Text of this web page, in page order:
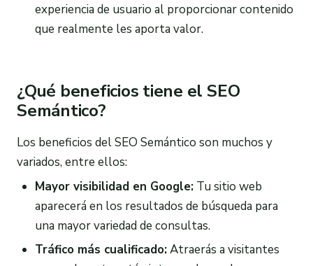
experiencia de usuario al proporcionar contenido
que realmente les aporta valor.
¿Qué beneficios tiene el SEO
Semántico?
Los beneficios del SEO Semántico son muchos y
variados, entre ellos:
Mayor visibilidad en Google:Tu sitio web
aparecerá en los resultados de búsqueda para
una mayor variedad de consultas.
Tráfico más cualificado:Atraerás a visitantes